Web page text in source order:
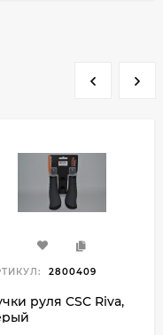
2800409
руля CSC Riva,